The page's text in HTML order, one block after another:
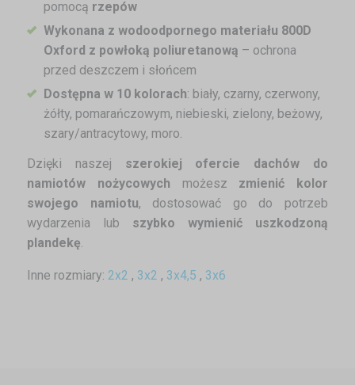
pomocą rzepów
Wykonana z wodoodpornego materiału 800D
Oxford z powłoką poliuretanową – ochrona
przed deszczem i słońcem
Dostępna w 10 kolorach: biały, czarny, czerwony,
żółty, pomarańczowym, niebieski, zielony, beżowy,
szary/antracytowy, moro.
Dzięki naszej szerokiej ofercie dachów do
namiotów nożycowych możesz zmienić kolor
swojego namiotu, dostosować go do potrzeb
wydarzenia lub szybko wymienić uszkodzoną
plandekę
Inne rozmiary: 2x2 , 3x2 , 3x4,5 , 3x6